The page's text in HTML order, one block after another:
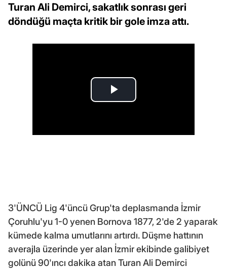
Turan Ali Demirci, sakatlık sonrası geri
döndüğü maçta kritik bir gole imza attı.
3'ÜNCÜ Lig 4'üncü Grup'ta deplasmanda İzmir
Çoruhlu'yu 1-0 yenen Bornova 1877, 2'de 2 yaparak
kümede kalma umutlarını artırdı. Düşme hattının
averajla üzerinde yer alan İzmir ekibinde galibiyet
golünü 90'ıncı dakika atan Turan Ali Demirci